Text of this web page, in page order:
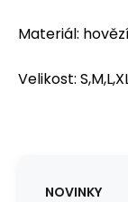
Materiál:
Velikost:
NOVINKY